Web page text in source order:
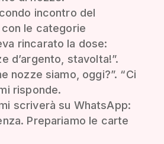
incontro del
le categorie
rincarato la dose:
d’argento, stavolta!”.
nozze siamo, oggi?”. “Ci
risponde.
scriverà su WhatsApp:
Prepariamo le carte